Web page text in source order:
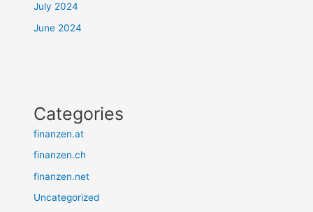
July 2024
June 2024
Categories
finanzen.at
finanzen.ch
finanzen.net
Uncategorized